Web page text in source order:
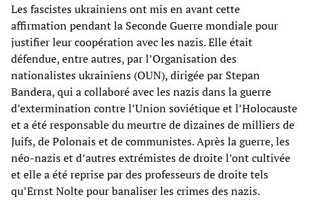
Les fascistes ukrainiens ont mis en avant cette
affirmation pendant la Seconde Guerre mondiale pour
justifier leur coopération avec les nazis. Elle était
défendue, entre autres, par l’Organisation des
nationalistes ukrainiens (OUN), dirigée par Stepan
Bandera, qui a collaboré avec les nazis dans la guerre
d’extermination contre l’Union soviétique et l’Holocauste
et a été responsable du meurtre de dizaines de milliers de
Juifs, de Polonais et de communistes. Après la guerre, les
néo-nazis et d’autres extrémistes de droite l’ont cultivée
et elle a été reprise par des professeurs de droite tels
qu’Ernst Nolte pour banaliser les crimes des nazis.